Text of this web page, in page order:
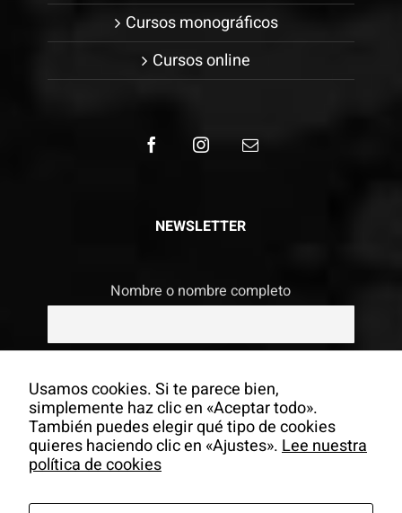
Cursos monográficos
Cursos online
NEWSLETTER
Nombre o nombre completo
Si continúas, aceptas la política de
privacidad
Usamos cookies. Si te parece bien,
simplemente haz clic en «Aceptar todo».
También puedes elegir qué tipo de cookies
quieres haciendo clic en «Ajustes».Lee nuestra
política de cookies